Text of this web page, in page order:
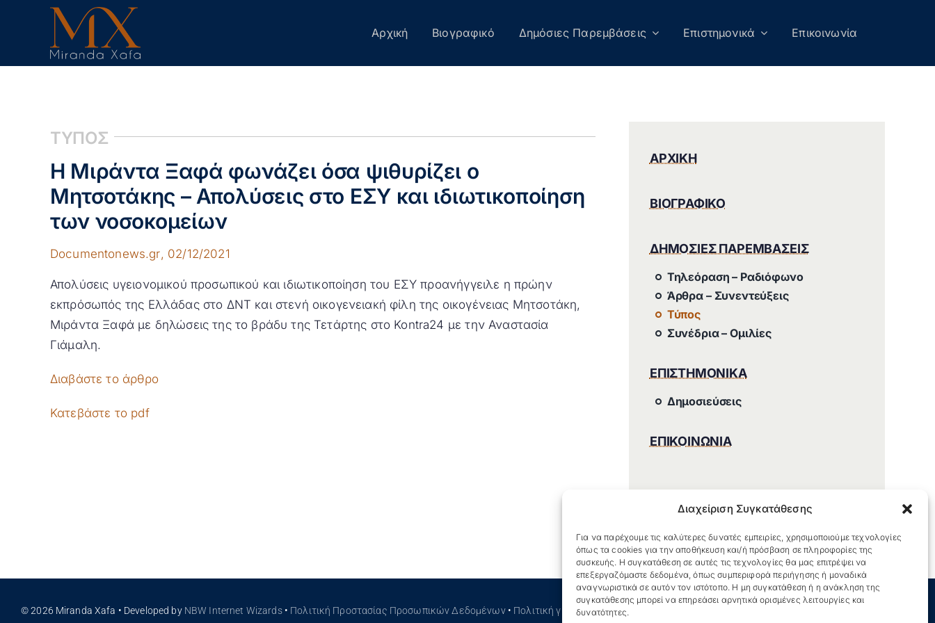
Διαχείριση Συγκατάθεσης
Για να παρέχουμε τις καλύτερες δυνατές εμπειρίες, χρησιμοποιούμε τεχνολογίες
όπως τα cookies για την αποθήκευση και/ή πρόσβαση σε πληροφορίες της
συσκευής. Η συγκατάθεση σε αυτές τις τεχνολογίες θα μας επιτρέψει να
επεξεργαζόμαστε δεδομένα, όπως συμπεριφορά περιήγησης ή μοναδικά
αναγνωριστικά σε αυτόν τον ιστότοπο. Η μη συγκατάθεση ή η ανάκληση της
συγκατάθεσης μπορεί να επηρεάσει αρνητικά ορισμένες λειτουργίες και
δυνατότητες.
Αρχική Βιογραφικό Δημόσιες Παρεμβάσεις Επιστημονικά Επικοινωνία
ΤΥΠΟΣ
Η Μιράντα Ξαφά φωνάζει όσα ψιθυρίζει ο
Μητσοτάκης – Απολύσεις στο ΕΣΥ και ιδιωτικοποίηση
των νοσοκομείων
Documentonews.gr, 02/12/2021
Απολύσεις υγειονομικού προσωπικού και ιδιωτικοποίηση του ΕΣΥ προανήγγειλε η πρώην
εκπρόσωπός της Ελλάδας στο ΔΝΤ και στενή οικογενειακή φίλη της οικογένειας Μητσοτάκη,
Μιράντα Ξαφά με δηλώσεις της το βράδυ της Τετάρτης στο Kontra24 με την Αναστασία
Γιάμαλη.
Διαβάστε το άρθρο
Κατεβάστε το pdf
ΑΡΧΙΚΗ
ΒΙΟΓΡΑΦΙΚΟ
ΔΗΜΟΣΙΕΣ ΠΑΡΕΜΒΑΣΕΙΣ
Τηλεόραση – Ραδιόφωνο
Άρθρα – Συνεντεύξεις
Τύπος
Συνέδρια – Ομιλίες
ΕΠΙΣΤΗΜΟΝΙΚΑ
Δημοσιεύσεις
ΕΠΙΚΟΙΝΩΝΙΑ
© 2026 Miranda Xafa • Developed by NBW Internet Wizards• Πολιτική Προστασίας Προσωπικών Δεδομένων• Πολιτική για τα Cookies